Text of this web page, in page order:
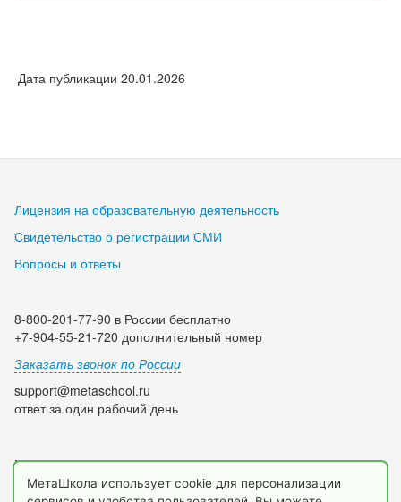
Дата публикации 20.01.2026
Лицензия на образовательную деятельность
Свидетельство о регистрации СМИ
Вопросы и ответы
8-800-201-77-90 в России бесплатно
+7-904-55-21-720 дополнительный номер
Заказать звонок по России
support@metaschool.ru
ответ за один рабочий день
Мы в социальных сетях:
МетаШкола использует cookie для персонализации